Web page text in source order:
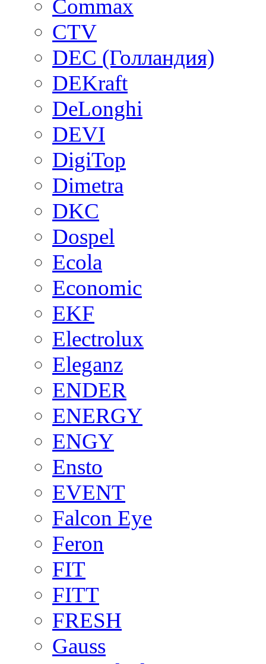
Commax
CTV
DEC (Голландия)
DEKraft
DeLonghi
DEVI
DigiTop
Dimetra
DKC
Dospel
Ecola
Economic
EKF
Electrolux
Eleganz
ENDER
ENERGY
ENGY
Ensto
EVENT
Falcon Eye
Feron
FIT
FITT
FRESH
Gauss